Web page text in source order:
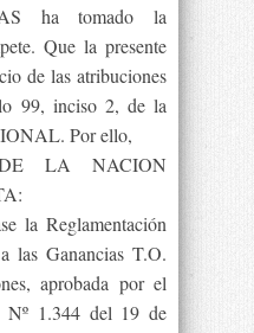
ha tomado la
Que la presente
de las atribuciones
99, inciso 2, de la
Por ello,
LA NACION
la Reglamentación
las Ganancias T.O.
aprobada por el
Nº 1.344 del 19 de